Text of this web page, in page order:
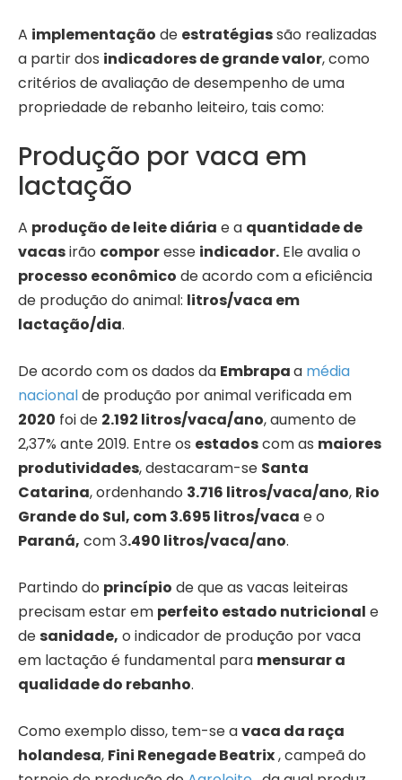
A implementação de estratégiassão realizadas
a partir dos indicadores de grande valor, como
critérios de avaliação de desempenho de uma
propriedade de rebanho leiteiro, tais como:
Produção por vaca em
lactação
A produção de leite diária e a quantidade de
vacasirão comporesse indicador. Ele avalia o
processo econômico de acordo com a eficiência
de produção do animal: litros/vaca em
lactação/dia.
De acordo com os dados da Embrapaa média
nacionalde produção por animal verificada em
2020 foi de 2.192 litros/vaca/ano, aumento de
2,37% ante 2019. Entre os estadoscom as maiores
produtividades, destacaram-se Santa
Catarina, ordenhando 3.716 litros/vaca/ano, Rio
Grande do Sul, com 3.695 litros/vaca e o
Paraná, com 3.490 litros/vaca/ano.
Partindo do princípio de que as vacas leiteiras
precisam estar em perfeito estado nutricional e
desanidade, o indicador de produção por vaca
em lactação é fundamental para mensurar a
qualidade do rebanho.
Como exemplo disso, tem-se avaca da raça
holandesa, Fini Renegade Beatrix, campeã do